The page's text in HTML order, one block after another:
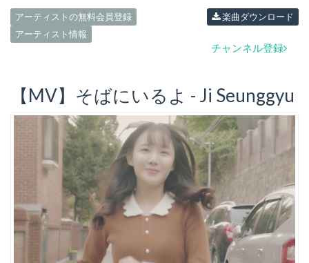
アーティストの無料会員登録
アーティスト情報
楽曲ダウンロード
チャンネル登録
【MV】そばにいるよ - Ji Seunggyu